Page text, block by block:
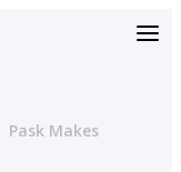
Pask Makes